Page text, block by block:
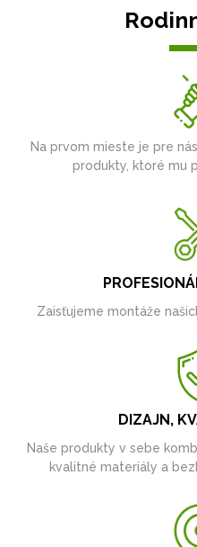
Na prvom mieste je pre
produkty, ktoré mu
Zaisťujeme montáže
DIZAJN,
Naše produkty v sebe
kvalitné materiály a